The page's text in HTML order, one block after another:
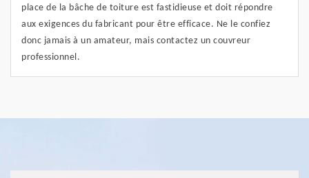
place de la bâche de toiture est fastidieuse et doit répondre
aux exigences du fabricant pour être efficace. Ne le confiez
donc jamais à un amateur, mais contactez un couvreur
professionnel.